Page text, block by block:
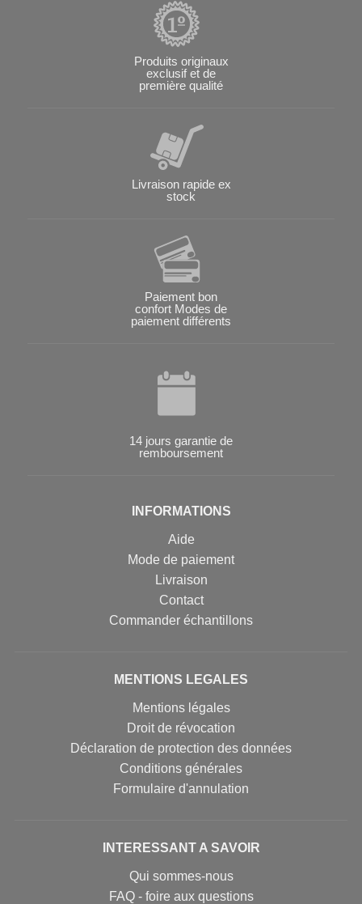
Produits originaux
exclusif et de
première qualité
Livraison rapide ex
stock
Paiement bon
confort Modes de
paiement différents
14 jours garantie de
remboursement
INFORMATIONS
Aide
Mode de paiement
Livraison
Contact
Commander échantillons
MENTIONS LEGALES
Mentions légales
Droit de révocation
Déclaration de protection des données
Conditions générales
Formulaire d'annulation
INTERESSANT A SAVOIR
Qui sommes-nous
FAQ - foire aux questions